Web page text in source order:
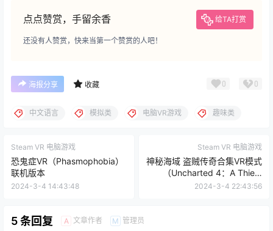
点点赞赏，手留余香 给TA打赏
还没有人赞赏，快来当第一个赞赏的人吧！
海报分享 收藏 0 0
中文语言 模拟类 电脑VR游戏 趣味类
Steam VR 电脑游戏
恐鬼症VR（Phasmophobia）
联机版本
2024-3-4 14:43:48
Steam VR 电脑游戏
神秘海域 盗贼传奇合集VR模式
（Uncharted 4：A Thiefs
End and The Lost Legacy）
2024-3-4 22:43:56
5 条回复 A 文章作者 M 管理员